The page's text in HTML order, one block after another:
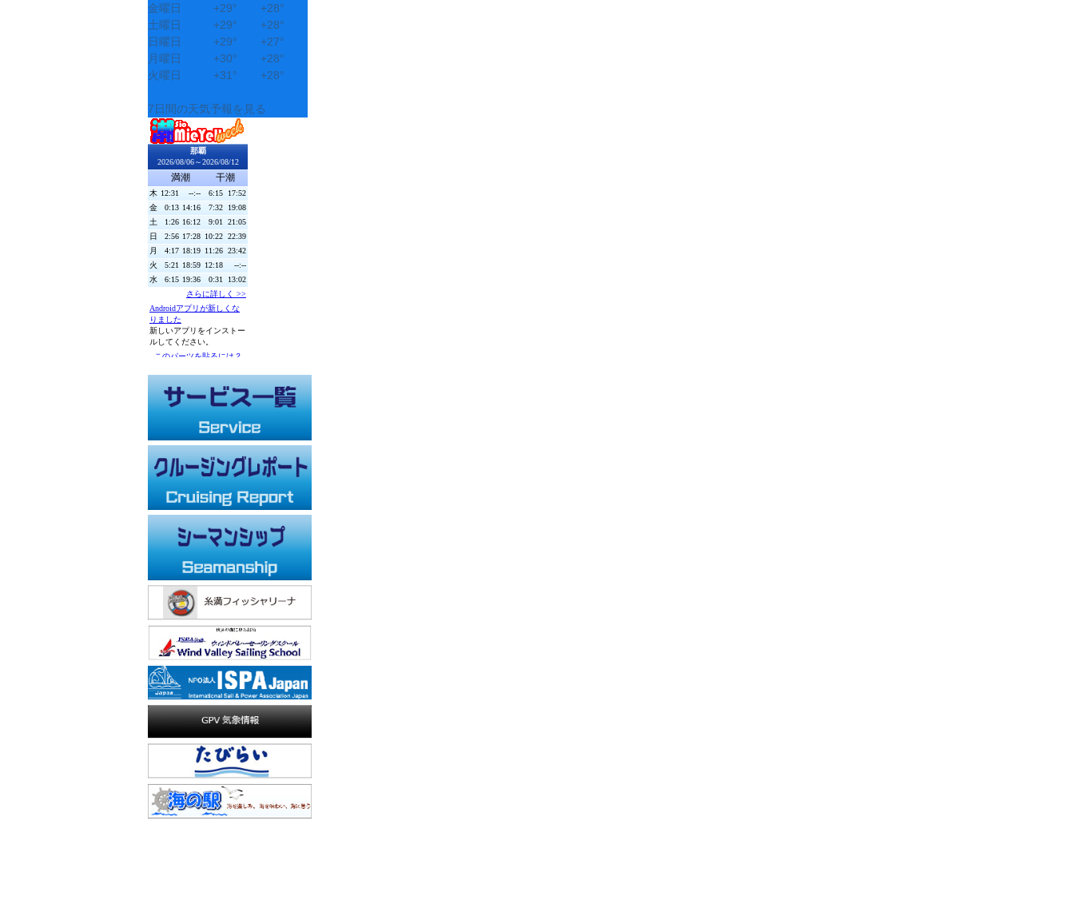
金曜日
+29° +28°
土曜日
+29° +28°
日曜日
+29° +27°
月曜日
+30° +28°
火曜日
+31° +28°
7日間の天気予報を見る